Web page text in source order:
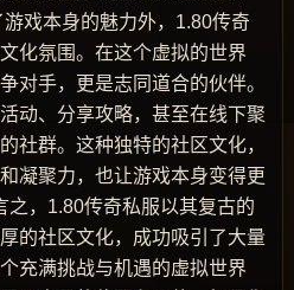
戏本身的魅力外，1.80传奇
化氛围。在这个虚拟的世界
对手，更是志同道合的伙伴。
动、分享攻略，甚至在线下聚
社群。这种独特的社区文化，
凝聚力，也让游戏本身变得更
之，1.80传奇私服以其复古的
的社区文化，成功吸引了大量
充满挑战与机遇的虚拟世界